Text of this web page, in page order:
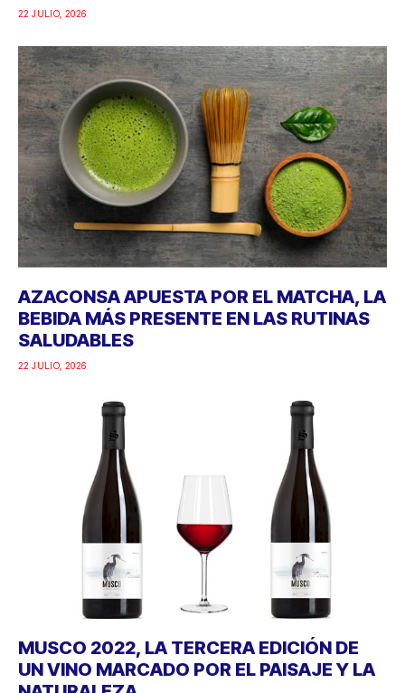
22 JULIO, 2026
AZACONSA APUESTA POR EL MATCHA, LA
BEBIDA MÁS PRESENTE EN LAS RUTINAS
SALUDABLES
22 JULIO, 2026
MUSCO 2022, LA TERCERA EDICIÓN DE
UN VINO MARCADO POR EL PAISAJE Y LA